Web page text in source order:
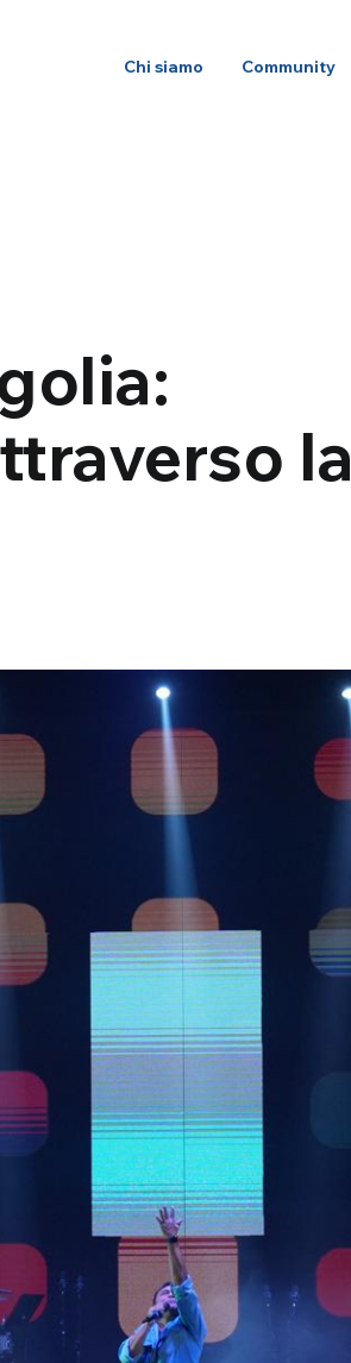
Chi siamo Community
la